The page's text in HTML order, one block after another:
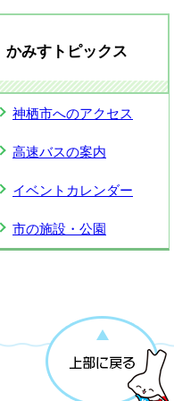
かみすトピックス
神栖市へのアクセス
高速バスの案内
イベントカレンダー
市の施設・公園